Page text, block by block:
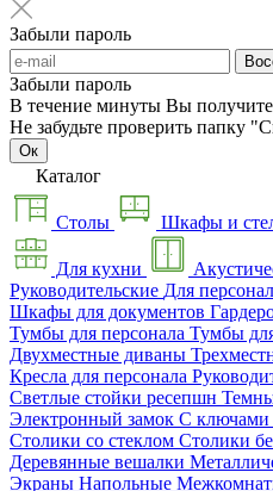
Забыли пароль
Забыли пароль
В течение минуты Вы
Не забудьте проверить папку
Ок
Каталог
Столы Шкафы и
Для кухни
Руководительские Для
Шкафы для документов
Тумбы для персонала Тумбы
Двухместные диваны
Кресла для персонала
Светлые стойки ресепшн
Электронный замок С ключами
Столики со стеклом Столики
Деревянные вешалки
Экраны Напольные